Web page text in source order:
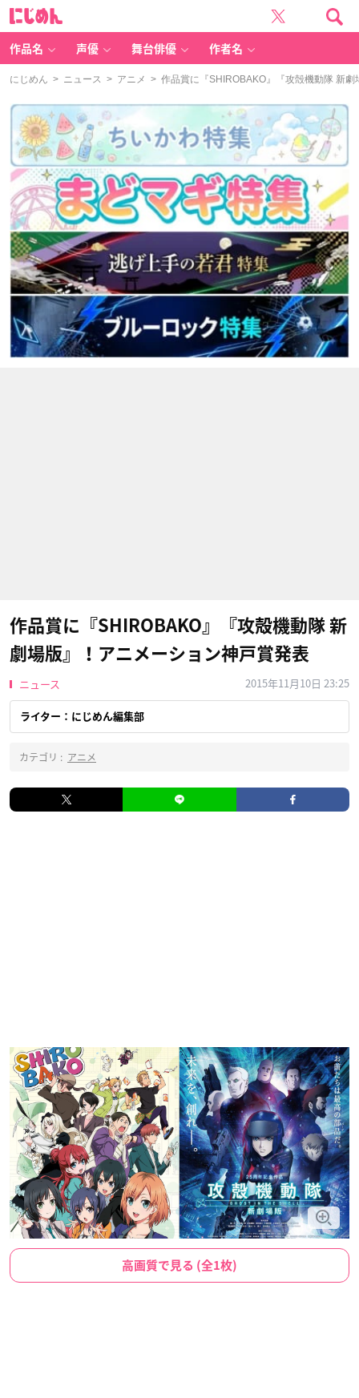
作品名 声優 舞台俳優 作者名
にじめん > ニュース > アニメ > 作品賞に『SHIROBAKO』『攻殻機動隊 新
作品賞に『SHIROBAKO』『攻殻機動隊 新
劇場版』！アニメーション神戸賞発表
ニュース 2015年11月10日 23:25
ライター：にじめん編集部
カテゴリ : アニメ
高画質で見る (全1枚)